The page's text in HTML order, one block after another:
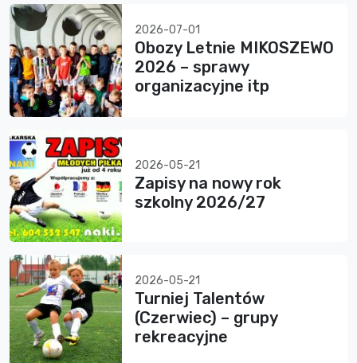
2026-07-01
Obozy Letnie MIKOSZEWO
2026 – sprawy
organizacyjne itp
2026-05-21
Zapisy na nowy rok
szkolny 2026/27
2026-05-21
Turniej Talentów
(Czerwiec) – grupy
rekreacyjne